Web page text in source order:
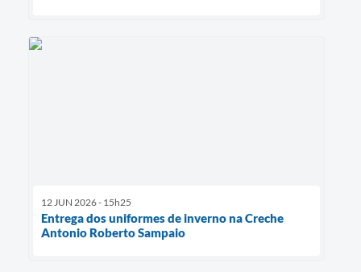
12 JUN 2026 - 15h25
Entrega dos uniformes de inverno na Creche
Antonio Roberto Sampaio